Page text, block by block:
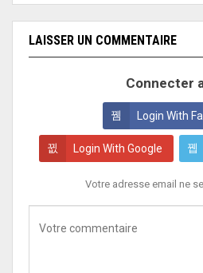
LAISSER UN COMMENTAIRE
Connecter
Login With
Login With Google
Votre adresse email ne